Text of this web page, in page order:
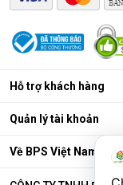
Các chức năng
hút ẩm và lọc khí.
trang bị thêm khá
giờ, khóa trẻ em,
Ưu điểm
Đáp ứng tốt nhu
Hỗ trợ khách hàng
Quản lý tài khoản
Về BPS Việt Nam